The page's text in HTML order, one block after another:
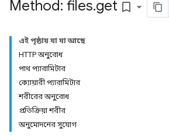
Method: files.get bookmark_border
এই পৃষ্ঠায় যা যা আছে
HTTP অনুরোধ
পাথ প্যারামিটার
ক্যোয়ারী প্যারামিটার
শরীরের অনুরোধ
প্রতিক্রিয়া শরীর
অনুমোদনের সুযোগ